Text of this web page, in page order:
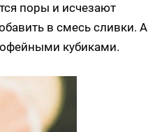
поры и исчезают
в смесь сливки. А
кубиками.